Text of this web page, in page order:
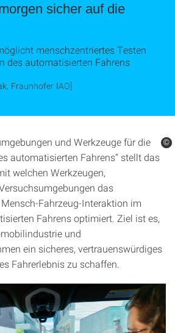
sicher auf die
menschzentriertes Testen
des automatisierten Fahrens
Fraunhofer IAO]
und Werkzeuge für die
automatisierten Fahrens“ stellt das
welchen Werkzeugen,
das
Fahrzeug-Interaktion im
Fahrens optimiert. Ziel ist es,
und
ein sicheres, vertrauenswürdiges
Fahrerlebnis zu schaffen.
©
©